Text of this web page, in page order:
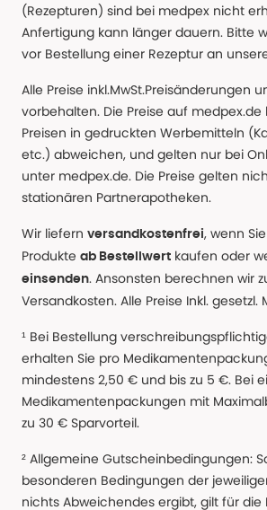
(Rezepturen) sind bei medpex nicht
Anfertigung kann länger dauern. Bitte
vor Bestellung einer Rezeptur an
Alle Preise inkl.MwSt.Preisänderungen
vorbehalten. Die Preise auf
Preisen in gedruckten Werbemitteln
etc.) abweichen, und gelten nur bei
unter medpex.de. Die Preise gelten
stationären Partnerapotheken.
Wir liefern versandkostenfrei, wenn
Produkte ab Bestellwert kaufen oder
einsenden. Ansonsten berechnen wir
Versandkosten. Alle Preise Inkl. gesetzl.
¹ Bei Bestellung
erhalten Sie pro
mindestens 2,50 € und bis zu 5 €. Bei
Medikamentenpackungen mit
zu 30 € Sparvorteil.
² Allgemeine Gutscheinbedingungen:
besonderen Bedingungen der
nichts Abweichendes ergibt, gilt für die